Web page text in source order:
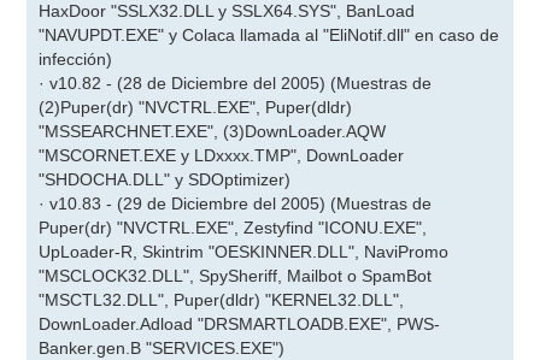
HaxDoor "SSLX32.DLL y SSLX64.SYS", BanLoad
"NAVUPDT.EXE" y Colaca llamada al "EliNotif.dll" en caso de
infección)
· v10.82 - (28 de Diciembre del 2005) (Muestras de
(2)Puper(dr) "NVCTRL.EXE", Puper(dldr)
"MSSEARCHNET.EXE", (3)DownLoader.AQW
"MSCORNET.EXE y LDxxxx.TMP", DownLoader
"SHDOCHA.DLL" y SDOptimizer)
· v10.83 - (29 de Diciembre del 2005) (Muestras de
Puper(dr) "NVCTRL.EXE", Zestyfind "ICONU.EXE",
UpLoader-R, Skintrim "OESKINNER.DLL", NaviPromo
"MSCLOCK32.DLL", SpySheriff, Mailbot o SpamBot
"MSCTL32.DLL", Puper(dldr) "KERNEL32.DLL",
DownLoader.Adload "DRSMARTLOADB.EXE", PWS-
Banker.gen.B "SERVICES.EXE")